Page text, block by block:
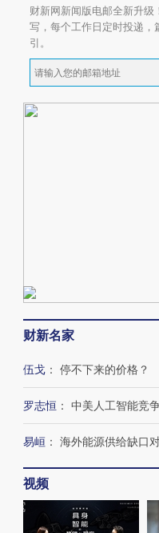
财新网新闻版电邮全新升级
写，每个工作日定时投递，
引。
财新名家
伍戈 ： 停不下来的价格？
罗志恒 ： 中美人工智能竞
易峘 ： 海外能源供给缺口
视频